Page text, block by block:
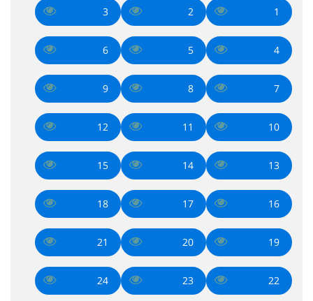
1
2
3
4
5
6
7
8
9
10
11
12
13
14
15
16
17
18
19
20
21
22
23
24